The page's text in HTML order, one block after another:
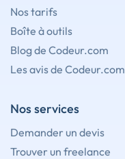
Nos tarifs
Boîte à outils
Blog de Codeur.com
Les avis de Codeur.com
Nos services
Demander un devis
Trouver un freelance